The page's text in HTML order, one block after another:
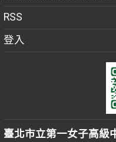
RSS
登入
臺北市立第一女子高級